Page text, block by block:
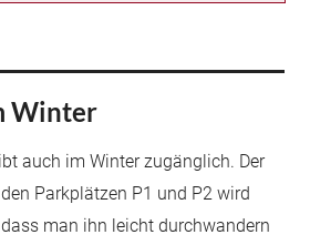
Winter
auch im Winter zugänglich. Der
Parkplätzen P1 und P2 wird
man ihn leicht durchwandern